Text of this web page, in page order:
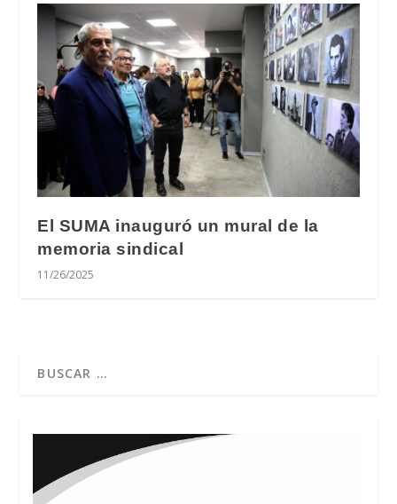
El SUMA inauguró un mural de la
memoria sindical
11/26/2025